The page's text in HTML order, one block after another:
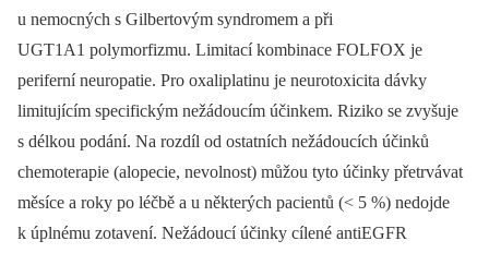
u nemocných s Gilbertovým syndromem a při
UGT1A1 polymorfizmu. Limitací kombinace FOLFOX je
periferní neuropatie. Pro oxaliplatinu je neurotoxicita dávky
limitujícím specifickým nežádoucím účinkem. Riziko se zvyšuje
s délkou podání. Na rozdíl od ostatních nežádoucích účinků
chemoterapie (alopecie, nevolnost) můžou tyto účinky přetrvávat
měsíce a roky po léčbě a u některých pacientů (< 5 %) nedojde
k úplnému zotavení. Nežádoucí účinky cílené antiEGFR